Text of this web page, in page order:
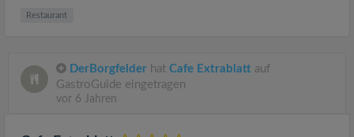
Restaurant
DerBorgfelder hat Cafe Extrablatt auf
GastroGuide eingetragen
vor 6 Jahren